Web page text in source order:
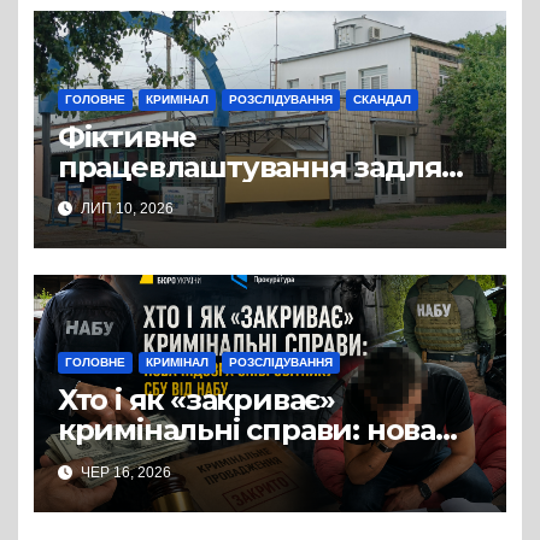
можна назвати
випадковістю
ГОЛОВНЕ КРИМІНАЛ РОЗСЛІДУВАННЯ СКАНДАЛ
Фіктивне
працевлаштування задля
уникнення мобілізації –
новий зашквар слуги
народу
ЛИП 10, 2026
ГОЛОВНЕ КРИМІНАЛ РОЗСЛІДУВАННЯ
Хто і як «закриває»
кримінальні справи: нова
підозра співробітнику СБУ
від НАБУ
ЧЕР 16, 2026